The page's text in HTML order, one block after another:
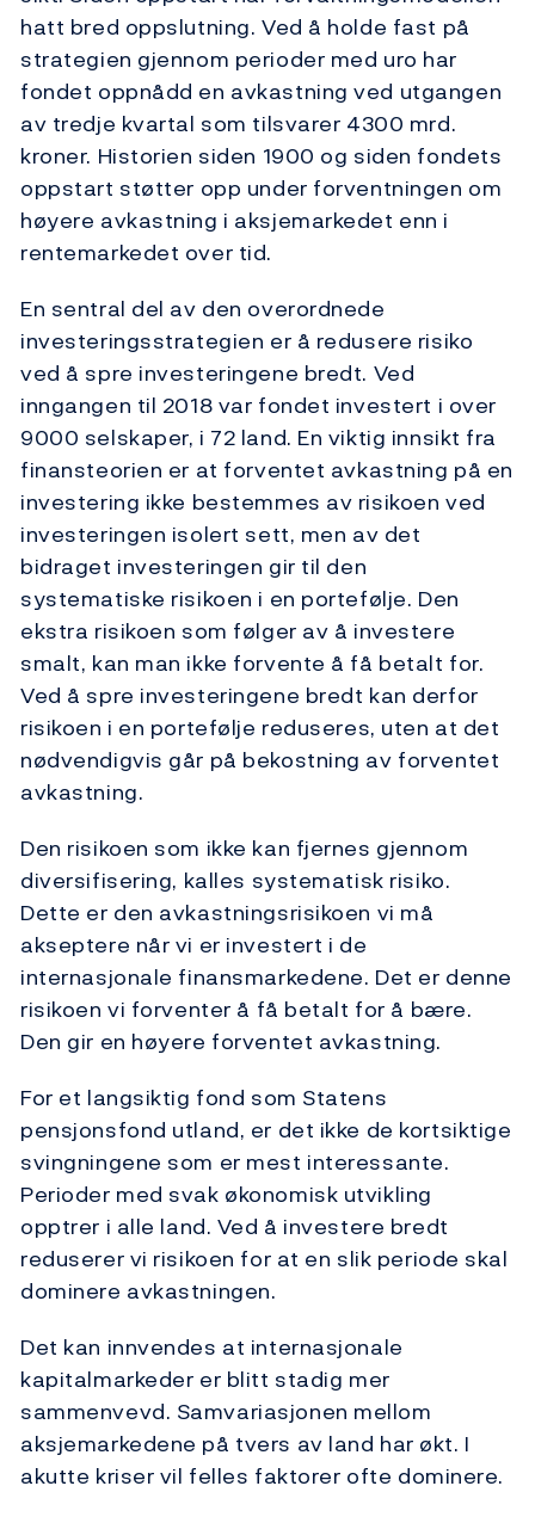
hatt bred oppslutning. Ved å holde fast på
strategien gjennom perioder med uro har
fondet oppnådd en avkastning ved utgangen
av tredje kvartal som tilsvarer 4300 mrd.
kroner. Historien siden 1900 og siden fondets
oppstart støtter opp under forventningen om
høyere avkastning i aksjemarkedet enn i
rentemarkedet over tid.
En sentral del av den overordnede
investeringsstrategien er å redusere risiko
ved å spre investeringene bredt. Ved
inngangen til 2018 var fondet investert i over
9000 selskaper, i 72 land. En viktig innsikt fra
finansteorien er at forventet avkastning på en
investering ikke bestemmes av risikoen ved
investeringen isolert sett, men av det
bidraget investeringen gir til den
systematiske risikoen i en portefølje. Den
ekstra risikoen som følger av å investere
smalt, kan man ikke forvente å få betalt for.
Ved å spre investeringene bredt kan derfor
risikoen i en portefølje reduseres, uten at det
nødvendigvis går på bekostning av forventet
avkastning.
Den risikoen som ikke kan fjernes gjennom
diversifisering, kalles systematisk risiko.
Dette er den avkastningsrisikoen vi må
akseptere når vi er investert i de
internasjonale finansmarkedene. Det er denne
risikoen vi forventer å få betalt for å bære.
Den gir en høyere forventet avkastning.
For et langsiktig fond som Statens
pensjonsfond utland, er det ikke de kortsiktige
svingningene som er mest interessante.
Perioder med svak økonomisk utvikling
opptrer i alle land. Ved å investere bredt
reduserer vi risikoen for at en slik periode skal
dominere avkastningen.
Det kan innvendes at internasjonale
kapitalmarkeder er blitt stadig mer
sammenvevd. Samvariasjonen mellom
aksjemarkedene på tvers av land har økt. I
akutte kriser vil felles faktorer ofte dominere.